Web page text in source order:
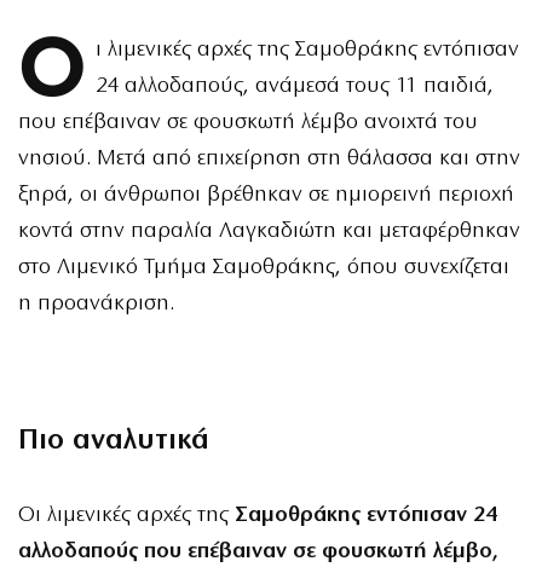
Ο ι λιμενικές αρχές της Σαμοθράκης εντόπισαν
24 αλλοδαπούς, ανάμεσά τους 11 παιδιά,
που επέβαιναν σε φουσκωτή λέμβο ανοιχτά του
νησιού. Μετά από επιχείρηση στη θάλασσα και στην
ξηρά, οι άνθρωποι βρέθηκαν σε ημιορεινή περιοχή
κοντά στην παραλία Λαγκαδιώτη και μεταφέρθηκαν
στο Λιμενικό Τμήμα Σαμοθράκης, όπου συνεχίζεται
η προανάκριση.
Πιο αναλυτικά
Οι λιμενικές αρχές της Σαμοθράκης εντόπισαν 24
αλλοδαπούς που επέβαιναν σε φουσκωτή λέμβο,